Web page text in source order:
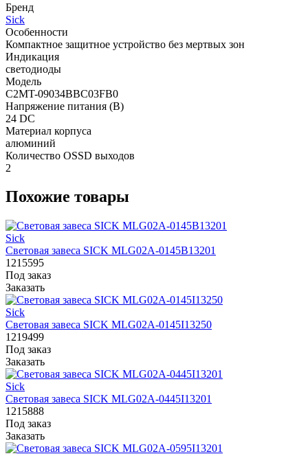
Бренд
Sick
Особенности
Компактное защитное устройство без мертвых зон
Индикация
светодиоды
Модель
C2MT-09034BBC03FB0
Напряжение питания (В)
24 DC
Материал корпуса
алюминий
Количество OSSD выходов
2
Похожие товары
Sick
Световая завеса SICK MLG02A-0145B13201
1215595
Под заказ
Заказать
Sick
Световая завеса SICK MLG02A-0145I13250
1219499
Под заказ
Заказать
Sick
Световая завеса SICK MLG02A-0445I13201
1215888
Под заказ
Заказать